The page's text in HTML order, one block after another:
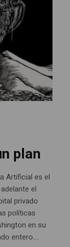
plan
Artificial es el
el
privado
políticas
en su
entero....